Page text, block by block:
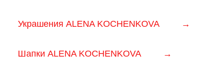
Украшения ALENA KOCHENKOVA →
Шапки ALENA KOCHENKOVA →